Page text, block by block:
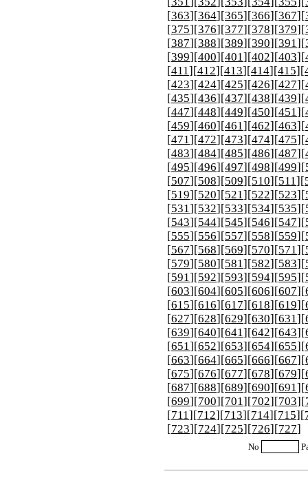
[363][364][365][366][367][
[375][376][377][378][379][
[387][388][389][390][391][
[399][400][401][402][403][
[411][412][413][414][415][
[423][424][425][426][427][
[435][436][437][438][439][
[447][448][449][450][451][
[459][460][461][462][463][
[471][472][473][474][475][
[483][484][485][486][487][
[495][496][497][498][499][
[507][508][509][510][511][
[519][520][521][522][523][
[531][532][533][534][535][
[543][544][545][546][547][
[555][556][557][558][559][
[567][568][569][570][571][
[579][580][581][582][583][
[591][592][593][594][595][
[603][604][605][606][607][
[615][616][617][618][619][
[627][628][629][630][631][
[639][640][641][642][643][
[651][652][653][654][655][
[663][664][665][666][667][
[675][676][677][678][679][
[687][688][689][690][691][
[699][700][701][702][703][
[711][712][713][714][715][
[723][724][725][726][727]
No